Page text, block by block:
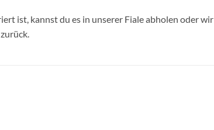
ist, kannst du es in unserer Fiale abholen oder wir